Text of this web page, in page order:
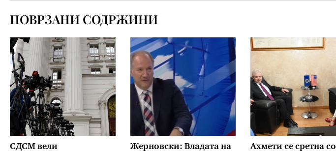
ПОВРЗАНИ СОДРЖИНИ
СДСМ вели
Жерновски: Владата на
Ахмети се сретна со